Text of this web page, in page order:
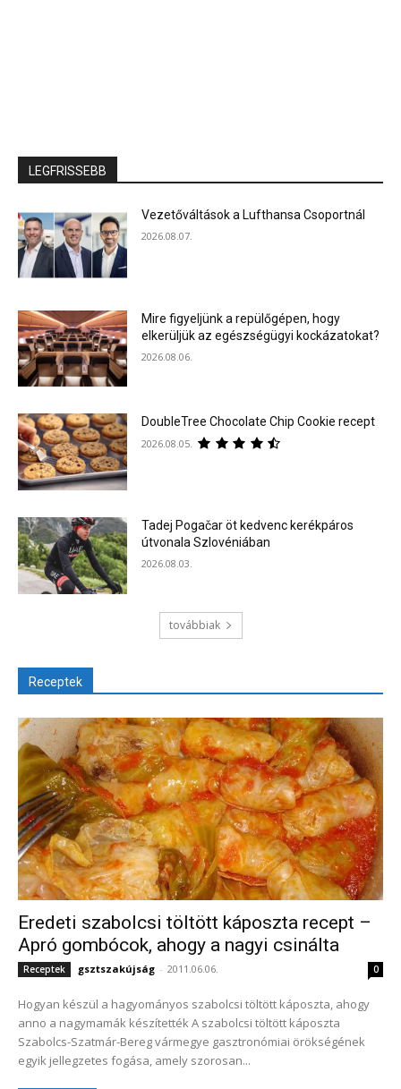
LEGFRISSEBB
Vezetőváltások a Lufthansa Csoportnál
2026.08.07.
Mire figyeljünk a repülőgépen, hogy
elkerüljük az egészségügyi kockázatokat?
2026.08.06.
DoubleTree Chocolate Chip Cookie recept
2026.08.05.
Tadej Pogačar öt kedvenc kerékpáros
útvonala Szlovéniában
2026.08.03.
továbbiak
Receptek
Eredeti szabolcsi töltött káposzta recept –
Apró gombócok, ahogy a nagyi csinálta
Receptek gsztszakújság - 2011.06.06. 0
Hogyan készül a hagyományos szabolcsi töltött káposzta, ahogy
anno a nagymamák készítették A szabolcsi töltött káposzta
Szabolcs-Szatmár-Bereg vármegye gasztronómiai örökségének
egyik jellegzetes fogása, amely szorosan...